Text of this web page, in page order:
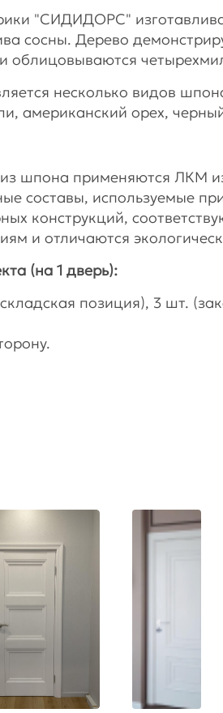
"СИДИДОРС"
сосны. Дерево
облицовываются
несколько видов
американский орех,
шпона применяются ЛКМ
составы, используемые
конструкций,
и отличаются
(на 1 дверь):
позиция), 3 шт.